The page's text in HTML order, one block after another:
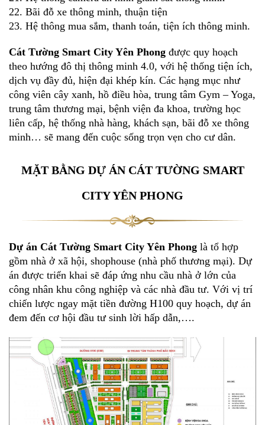
22. Bãi đỗ xe thông minh, thuận tiện
23. Hệ thông mua sắm, thanh toán, tiện ích thông minh.
Cát Tường Smart City Yên Phong được quy hoạch
theo hướng đô thị thông minh 4.0, với hệ thống tiện ích,
dịch vụ đầy đủ, hiện đại khép kín. Các hạng mục như
công viên cây xanh, hồ điều hòa, trung tâm Gym – Yoga,
trung tâm thương mại, bệnh viện đa khoa, trường học
liên cấp, hệ thống nhà hàng, khách sạn, bãi đỗ xe thông
minh… sẽ mang đến cuộc sống trọn vẹn cho cư dân.
MẶT BẰNG DỰ ÁN CÁT TƯỜNG SMART
CITY YÊN PHONG
Dự án Cát Tường Smart City Yên Phong là tổ hợp
gồm nhà ở xã hội, shophouse (nhà phố thương mại). Dự
án được triển khai sẽ đáp ứng nhu cầu nhà ở lớn của
công nhân khu công nghiệp và các nhà đầu tư. Với vị trí
chiến lược ngay mặt tiền đường H100 quy hoạch, dự án
đem đến cơ hội đầu tư sinh lời hấp dẫn,….